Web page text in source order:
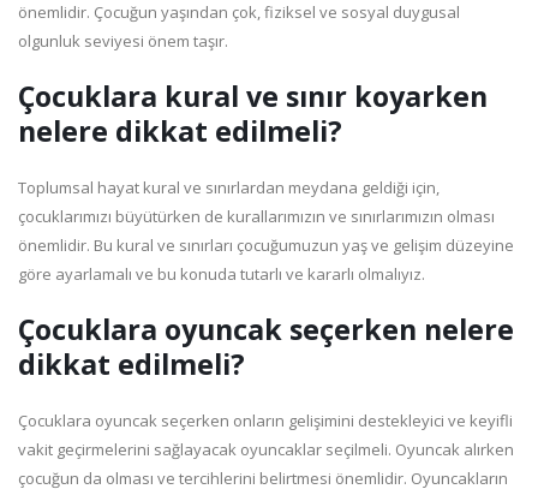
önemlidir. Çocuğun yaşından çok, fiziksel ve sosyal duygusal
olgunluk seviyesi önem taşır.
Çocuklara kural ve sınır koyarken
nelere dikkat edilmeli?
Toplumsal hayat kural ve sınırlardan meydana geldiği için,
çocuklarımızı büyütürken de kurallarımızın ve sınırlarımızın olması
önemlidir. Bu kural ve sınırları çocuğumuzun yaş ve gelişim düzeyine
göre ayarlamalı ve bu konuda tutarlı ve kararlı olmalıyız.
Çocuklara oyuncak seçerken nelere
dikkat edilmeli?
Çocuklara oyuncak seçerken onların gelişimini destekleyici ve keyifli
vakit geçirmelerini sağlayacak oyuncaklar seçilmeli. Oyuncak alırken
çocuğun da olması ve tercihlerini belirtmesi önemlidir. Oyuncakların